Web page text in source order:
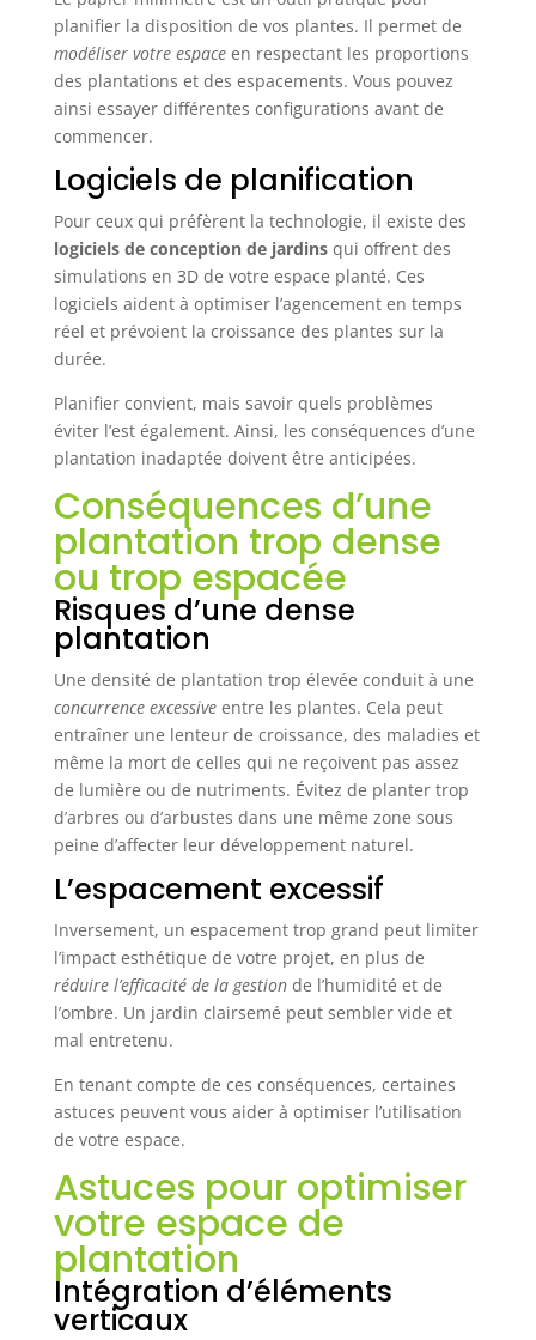
planifier la disposition de vos plantes. Il permet de
modéliser votre espaceen respectant les proportions
des plantations et des espacements. Vous pouvez
ainsi essayer différentes configurations avant de
commencer.
Logiciels de planification
Pour ceux qui préfèrent la technologie, il existe des
logiciels de conception de jardinsqui offrent des
simulations en 3D de votre espace planté. Ces
logiciels aident à optimiser l’agencement en temps
réel et prévoient la croissance des plantes sur la
durée.
Planifier convient, mais savoir quels problèmes
éviter l’est également. Ainsi, les conséquences d’une
plantation inadaptée doivent être anticipées.
Conséquences d’une
plantation trop dense
ou trop espacée
Risques d’une dense
plantation
Une densité de plantation trop élevée conduit à une
concurrence excessiveentre les plantes. Cela peut
entraîner une lenteur de croissance, des maladies et
même la mort de celles qui ne reçoivent pas assez
de lumière ou de nutriments. Évitez de planter trop
d’arbres ou d’arbustes dans une même zone sous
peine d’affecter leur développement naturel.
L’espacement excessif
Inversement, un espacement trop grand peut limiter
l’impact esthétique de votre projet, en plus de
réduire l’efficacité de la gestionde l’humidité et de
l’ombre. Un jardin clairsemé peut sembler vide et
mal entretenu.
En tenant compte de ces conséquences, certaines
astuces peuvent vous aider à optimiser l’utilisation
de votre espace.
Astuces pour optimiser
votre espace de
plantation
Intégration d’éléments
verticaux